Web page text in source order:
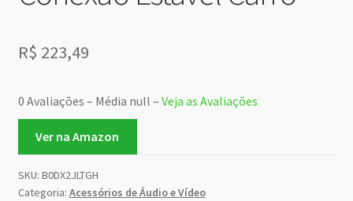
R$ 223,49
0 Avaliações – Média null – Veja as Avaliações
Ver na Amazon
SKU: B0DX2JLTGH
Categoria: Acessórios de Áudio e Vídeo